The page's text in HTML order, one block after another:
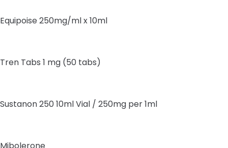
Equipoise 250mg/ml x 10ml
Tren Tabs 1 mg (50 tabs)
Sustanon 250 10ml Vial / 250mg per 1ml